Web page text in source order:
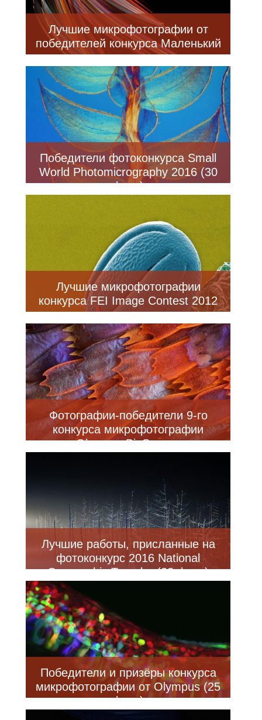
Лучшие микрофотографии от
победителей конкурса Маленький
мир
Победители фотоконкурса Small
World Photomicrography 2016 (30
фото)
Лучшие микрофотографии
конкурса FEI Image Contest 2012
Фотографии-победители 9-го
конкурса микрофотографии
Olympus BioScapes
Лучшие работы, присланные на
фотоконкурс 2016 National
Geographic Traveler (23 фото)
Победители и призёры конкурса
микрофотографии от Olympus (25
фото)